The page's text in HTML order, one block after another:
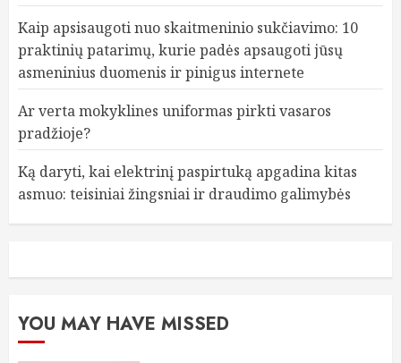
Kaip apsisaugoti nuo skaitmeninio sukčiavimo: 10
praktinių patarimų, kurie padės apsaugoti jūsų
asmeninius duomenis ir pinigus internete
Ar verta mokyklines uniformas pirkti vasaros
pradžioje?
Ką daryti, kai elektrinį paspirtuką apgadina kitas
asmuo: teisiniai žingsniai ir draudimo galimybės
YOU MAY HAVE MISSED